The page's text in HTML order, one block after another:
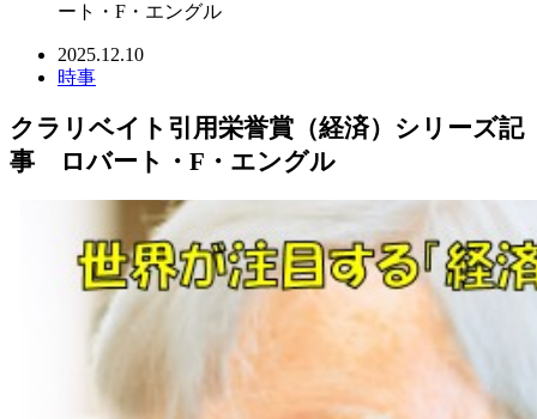
ート・F・エングル
2025.12.10
時事
クラリベイト引用栄誉賞（経済）シリーズ記
事 ロバート・F・エングル